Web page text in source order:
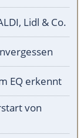
Lidl & Co.
EQ erkennt
von